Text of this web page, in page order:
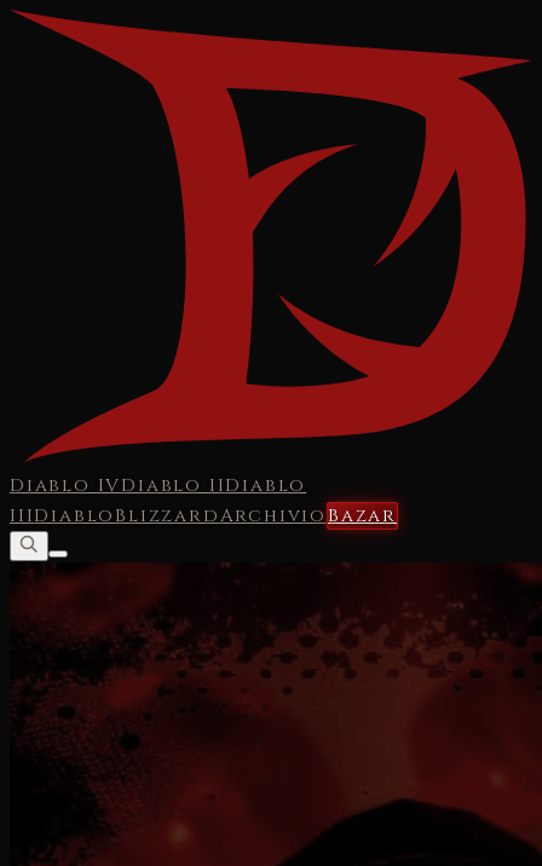
Diablo IVDiablo IIDiablo
IIIDiabloBlizzardArchivioBazar